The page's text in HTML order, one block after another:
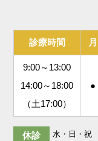
診療時間 月
9:00～13:00
14:00～18:00
（土17:00）
●
休診 水・日・祝